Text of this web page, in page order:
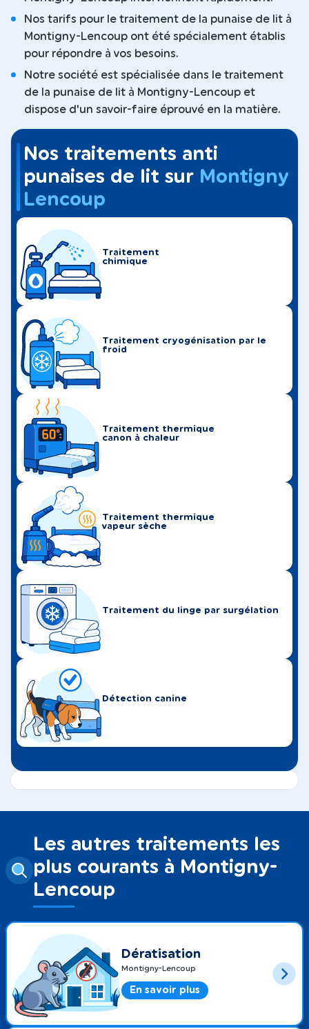
Nos tarifs pour le traitement de la punaise de lit à
Montigny-Lencoup ont été spécialement établis
pour répondre à vos besoins.
Notre société est spécialisée dans le traitement
de la punaise de lit à Montigny-Lencoup et
dispose d'un savoir-faire éprouvé en la matière.
Nos traitements anti
punaises de lit sur Montigny
Lencoup
Traitement
chimique
Traitement cryogénisation par le
froid
Traitement thermique
canon à chaleur
Traitement thermique
vapeur sèche
Traitement du linge par surgélation
Détection canine
Les autres traitements les
plus courants à Montigny-
Lencoup
Dératisation
Montigny-Lencoup
En savoir plus